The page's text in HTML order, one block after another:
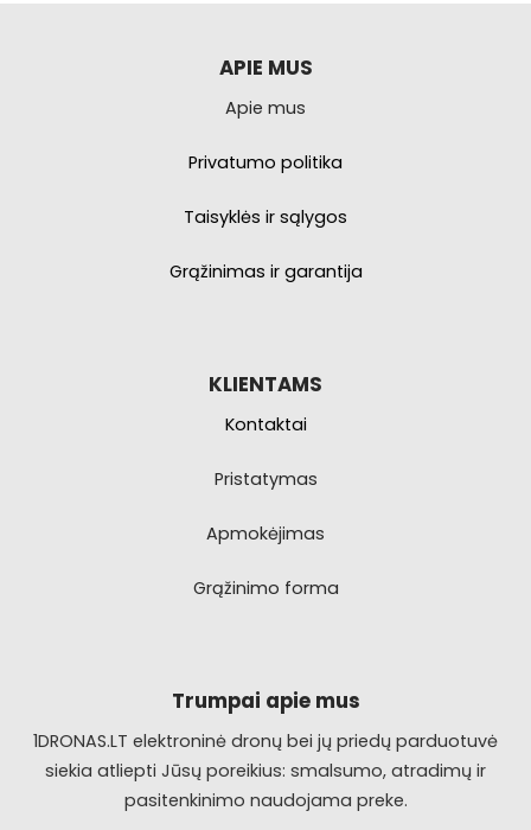
APIE MUS
Apie mus
Privatumo politika
Taisyklės ir sąlygos
Grąžinimas ir garantija
KLIENTAMS
Kontaktai
Pristatymas
Apmokėjimas
Grąžinimo forma
Trumpai apie mus
1DRONAS.LT elektroninė dronų bei jų priedų parduotuvė
siekia atliepti Jūsų poreikius: smalsumo, atradimų ir
pasitenkinimo naudojama preke.